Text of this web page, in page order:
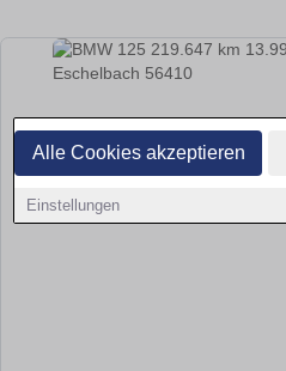
Alle Cookies akzeptieren
Einstellungen